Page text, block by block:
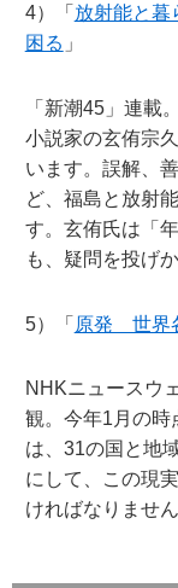
4）「 放射能と暮
困る 」
「新潮45」連載
小説家の玄侑宗
います。誤解、
ど、福島と放射
す。玄侑氏は「
も、疑問を投げ
5）「 原発 世界
NHKニュースウ
観。今年1月の時
は、31の国と地
にして、この現
ければなりません